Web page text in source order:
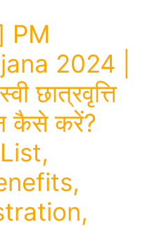
PM
2024 |
छात्रवृत्ति
कैसे करें?